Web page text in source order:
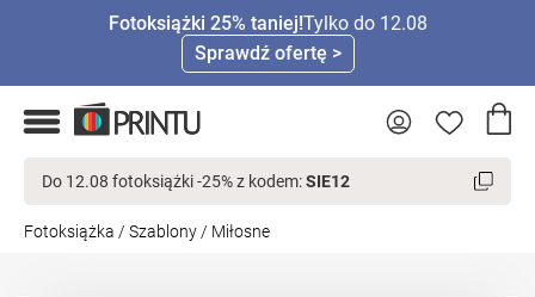
Fotoksiążki 25% taniej!Tylko do 12.08
Sprawdź ofertę >
Do 12.08 fotoksiążki -25% z kodem:SIE12
Fotoksiążka / Szablony / Miłosne